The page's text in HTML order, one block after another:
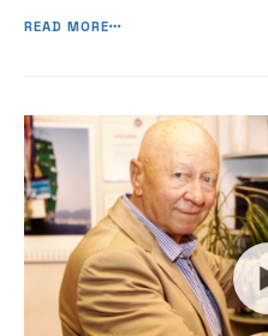
polskim rynku za sprawą Centrum
READ MORE